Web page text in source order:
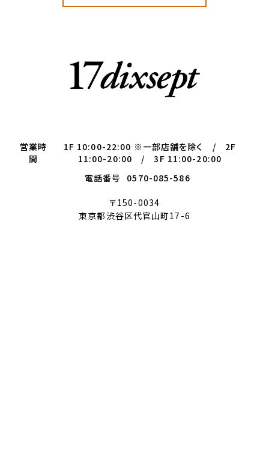
営業時
間
1F 10:00-22:00 ※一部店舗を除く / 2F
11:00-20:00 / 3F 11:00-20:00
電話番号
0570-085-586
〒150-0034
東京都渋谷区代官山町17-6